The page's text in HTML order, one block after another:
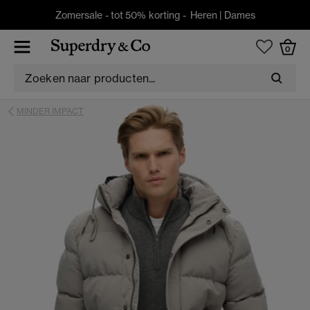
Zomersale - tot 50% korting - Heren | Dames
0
MINDER IMPACT